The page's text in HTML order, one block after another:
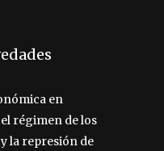
en
régimen de los
la represión de